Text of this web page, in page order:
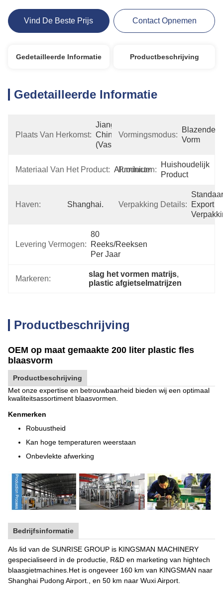
Vind De Beste Prijs Contact Opnemen
Gedetailleerde Informatie Productbeschrijving
Gedetailleerde Informatie
Plaats Van Herkomst:
Jiangsu,
China
(vasteland)
Vormingsmodus:
Blazende
Vorm
Materiaal Van Het Product: Aluminium
Producten:
Huishoudelijk
Product
Haven: Shanghai. Verpakking Details:
Export
Levering Vermogen:
80
Reeks/Reeksen
Per Jaar
Markeren:
slag het vormen matrijs,
plastic afgietselmatrijzen
Productbeschrijving
OEM op maat gemaakte 200 liter plastic fles
blaasvorm
Productbeschrijving
Met onze expertise en betrouwbaarheid bieden wij een optimaal
kwaliteitsassortiment blaasvormen.
Kenmerken
Robuustheid
Kan hoge temperaturen weerstaan
Onbevlekte afwerking
Bedrijfsinformatie
Als lid van de SUNRISE GROUP is KINGSMAN MACHINERY
gespecialiseerd in de productie, R&D en marketing van hightech
blaasgietmachines.Het is ongeveer 160 km van KINGSMAN naar
Shanghai Pudong Airport., en 50 km naar Wuxi Airport.